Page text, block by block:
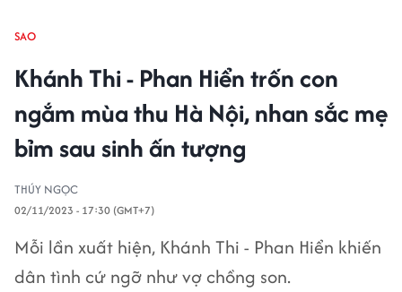
SAO
Khánh Thi - Phan Hiển trốn con
ngắm mùa thu Hà Nội, nhan sắc mẹ
bỉm sau sinh ấn tượng
THÚY NGỌC
02/11/2023 - 17:30 (GMT+7)
Mỗi lần xuất hiện, Khánh Thi - Phan Hiển khiến
dân tình cứ ngỡ như vợ chồng son.